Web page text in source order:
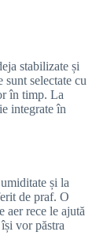
stabilizate și
sunt selectate cu
în timp. La
integrate în
și la
de praf. O
aer rece le ajută
vor păstra